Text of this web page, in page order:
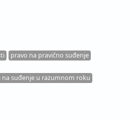
pravo na pravično suđenje
na suđenje u razumnom roku